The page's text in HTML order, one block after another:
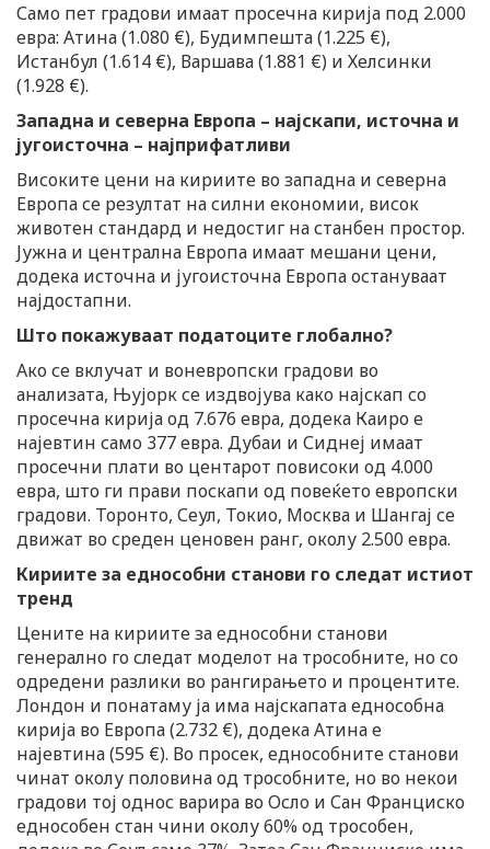
Само пет градови имаат просечна кирија под 2.000
евра: Атина (1.080 €), Будимпешта (1.225 €),
Истанбул (1.614 €), Варшава (1.881 €) и Хелсинки
(1.928 €).
Западна и северна Европа – најскапи, источна и
југоисточна – најприфатливи
Високите цени на кириите во западна и северна
Европа се резултат на силни економии, висок
животен стандард и недостиг на станбен простор.
Јужна и централна Европа имаат мешани цени,
додека источна и југоисточна Европа остануваат
најдостапни.
Што покажуваат податоците глобално?
Ако се вклучат и воневропски градови во
анализата, Њујорк се издвојува како најскап со
просечна кирија од 7.676 евра, додека Каиро е
најевтин само 377 евра. Дубаи и Сиднеј имаат
просечни плати во центарот повисоки од 4.000
евра, што ги прави поскапи од повеќето европски
градови. Торонто, Сеул, Токио, Москва и Шангај се
движат во среден ценовен ранг, околу 2.500 евра.
Кириите за еднособни станови го следат истиот
тренд
Цените на кириите за еднособни станови
генерално го следат моделот на трособните, но со
одредени разлики во рангирањето и процентите.
Лондон и понатаму ја има најскапата еднособна
кирија во Европа (2.732 €), додека Атина е
најевтина (595 €). Во просек, еднособните станови
чинат околу половина од трособните, но во некои
градови тој однос варира во Осло и Сан Франциско
еднособен стан чини околу 60% од трособен,